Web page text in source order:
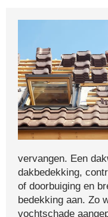
vervangen. Een
dakbedekking,
of doorbuiging en
bedekking aan. Zo
vochtschade